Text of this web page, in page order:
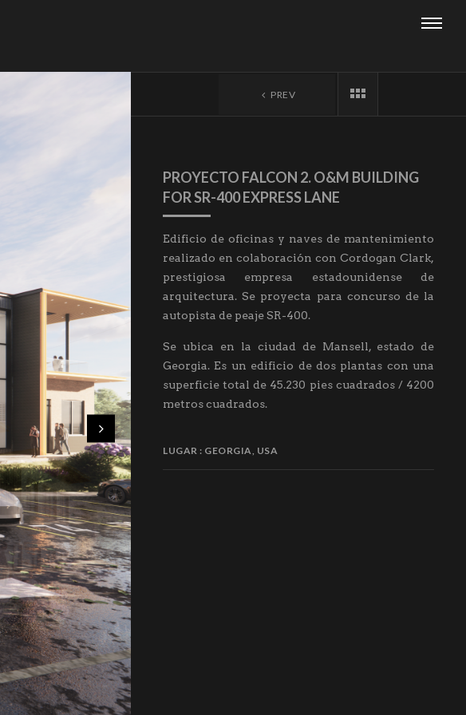
PREV
PROYECTO FALCON 2. O&M BUILDING
FOR SR-400 EXPRESS LANE
Edificio de oficinas y naves de mantenimiento
realizado en colaboración con Cordogan Clark,
prestigiosa empresa estadounidense de
arquitectura. Se proyecta para concurso de la
autopista de peaje SR-400.
Se ubica en la ciudad de Mansell, estado de
Georgia. Es un edificio de dos plantas con una
superficie total de 45.230 pies cuadrados / 4200
metros cuadrados.
LUGAR GEORGIA, USA